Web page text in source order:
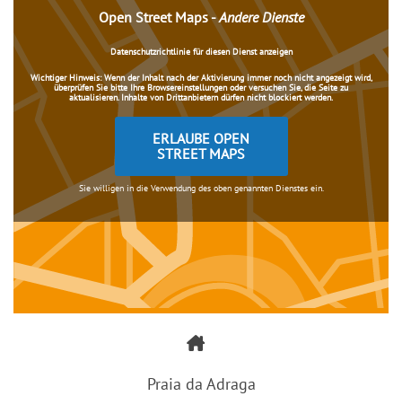
Open Street Maps-Andere Dienste
Datenschutzrichtlinie für diesen Dienst anzeigen
Wichtiger Hinweis:Wenn der Inhalt nach der Aktivierung immer noch nicht angezeigt wird,
überprüfen Sie bitte Ihre Browsereinstellungen oder versuchen Sie, die Seite zu
aktualisieren. Inhalte von Drittanbietern dürfen nicht blockiert werden.
ERLAUBE OPEN
STREET MAPS
Sie willigen in die Verwendung des oben genannten Dienstes ein.
Praia da Adraga